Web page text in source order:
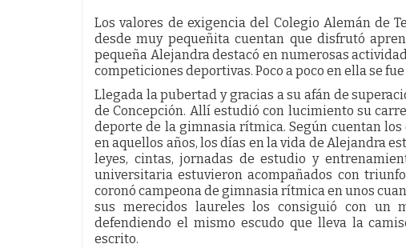
Los valores de exigencia del Colegio Alemán de
desde muy pequeñita cuentan que disfrutó
pequeña Alejandra destacó en numerosas
competiciones deportivas. Poco a poco en ella se
Llegada la pubertad y gracias a su afán de
de Concepción. Allí estudió con lucimiento su
deporte de la gimnasia rítmica. Según cuentan
en aquellos años, los días en la vida de Alejandra
leyes, cintas, jornadas de estudio y
universitaria estuvieron acompañados con
coronó campeona de gimnasia rítmica en unos
sus merecidos laureles los consiguió con un
defendiendo el mismo escudo que lleva la
escrito.